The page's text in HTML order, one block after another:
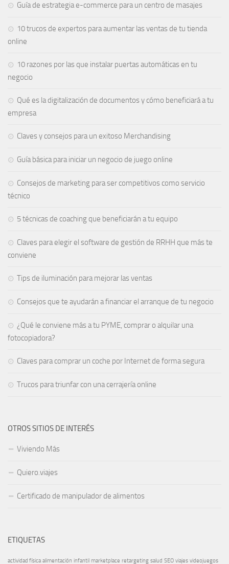
Guía de estrategia e-commerce para un centro de masajes
10 trucos de expertos para aumentar las ventas de tu tienda
online
10 razones por las que instalar puertas automáticas en tu
negocio
Qué es la digitalización de documentos y cómo beneficiará a tu
empresa
Claves y consejos para un exitoso Merchandising
Guía básica para iniciar un negocio de juego online
Consejos de marketing para ser competitivos como servicio
técnico
5 técnicas de coaching que beneficiarán a tu equipo
Claves para elegir el software de gestión de RRHH que más te
conviene
Tips de iluminación para mejorar las ventas
Consejos que te ayudarán a financiar el arranque de tu negocio
¿Qué le conviene más a tu PYME, comprar o alquilar una
fotocopiadora?
Claves para comprar un coche por Internet de forma segura
Trucos para triunfar con una cerrajería online
OTROS SITIOS DE INTERÉS
Viviendo Más
Quiero.viajes
Certificado de manipulador de alimentos
ETIQUETAS
actividad física alimentación infantil marketplace retargeting salud SEO viajes videojuegos